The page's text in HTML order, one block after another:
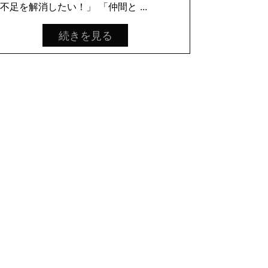
足を解消したい！」 「仲間と ...
続きを見る